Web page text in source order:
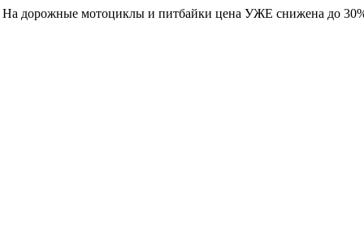
На дорожные мотоциклы и питбайки цена УЖЕ снижена до